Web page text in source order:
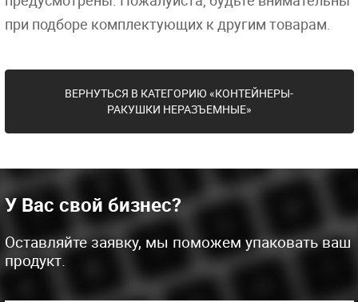
при подборе комплектующих к другим товарам.
ВЕРНУТЬСЯ В КАТЕГОРИЮ «КОНТЕЙНЕРЫ-
РАКУШКИ НЕРАЗЪЕМНЫЕ»
У Вас свой бизнес?
Оставляйте заявку, мы поможем упаковать ваш
продукт.